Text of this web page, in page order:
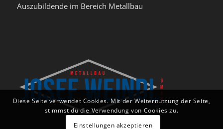
Auszubildende im Bereich Metallbau
Diese Seite verwendet Cookies. Mit der Weiternutzung der Seite,
stimmst du die Verwendung von Cookies zu.
Einstellungen akzeptieren